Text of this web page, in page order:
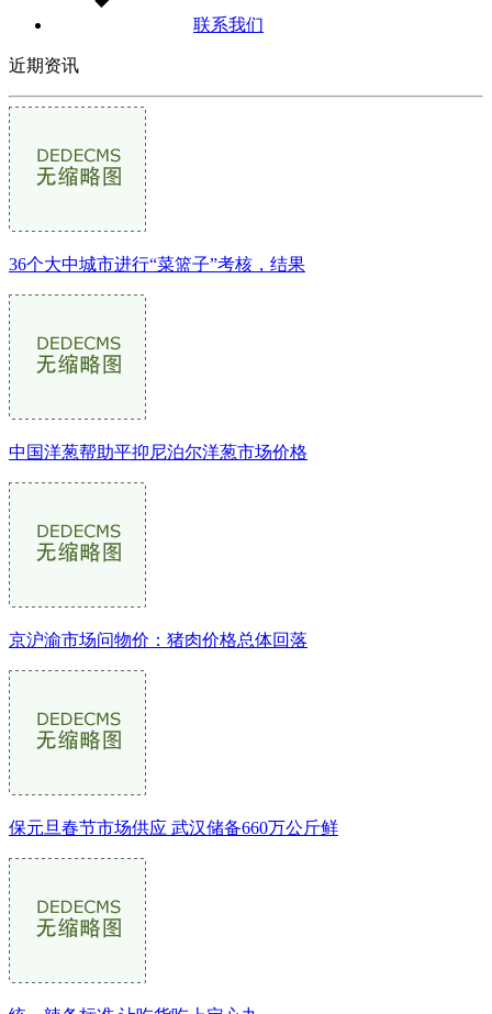
联系我们
近期资讯
36个大中城市进行“菜篮子”考核，结果
中国洋葱帮助平抑尼泊尔洋葱市场价格
京沪渝市场问物价：猪肉价格总体回落
保元旦春节市场供应 武汉储备660万公斤鲜